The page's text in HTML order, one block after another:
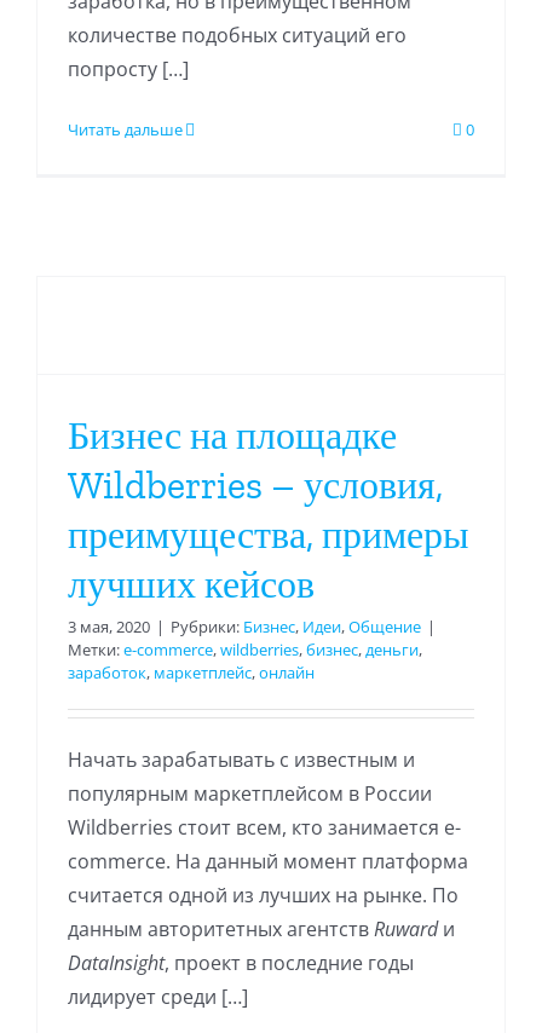
количестве подобных ситуаций его
попросту […]
Читать дальше 0
Бизнес на площадке
Wildberries – условия,
преимущества, примеры
лучших кейсов
3 мая, 2020 | Рубрики: Бизнес, Идеи,Общение |
Метки:e-commerce,wildberries,бизнес,деньги,
заработок, маркетплейс,онлайн
Начать зарабатывать с известным и
популярным маркетплейсом в России
Wildberries стоит всем, кто занимается e-
commerce. На данный момент платформа
считается одной из лучших на рынке. По
данным авторитетных агентствRuwardи
DataInsight, проект в последние годы
лидирует среди […]